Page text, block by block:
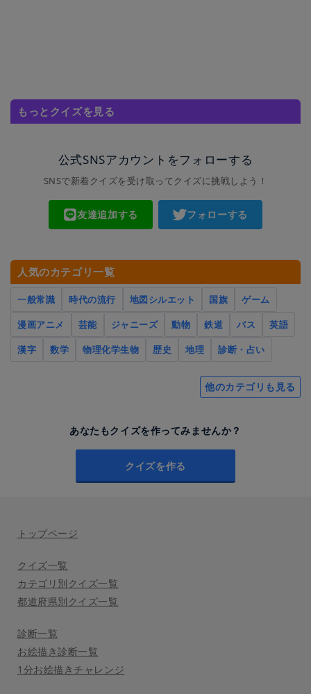
もっとクイズを見る
公式SNSアカウントをフォローする
SNSで新着クイズを受け取ってクイズに挑戦しよう！
友達追加する フォローする
人気のカテゴリ一覧
一般常識 時代の流行 地図シルエット 国旗
ゲーム
漫画アニメ
芸能 ジャニーズ 動物 鉄道 バス
英語
漢字
数学 物理化学生物 歴史 地理 診断・占い
他のカテゴリも見る
あなたもクイズを作ってみませんか？
クイズを作る
トップページ
クイズ一覧
カテゴリ別クイズ一覧
都道府県別クイズ一覧
診断一覧
お絵描き診断一覧
1分お絵描きチャレンジ